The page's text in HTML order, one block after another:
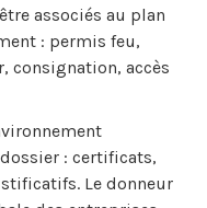
associés au plan
: permis feu,
consignation, accès
: certificats,
Le donneur